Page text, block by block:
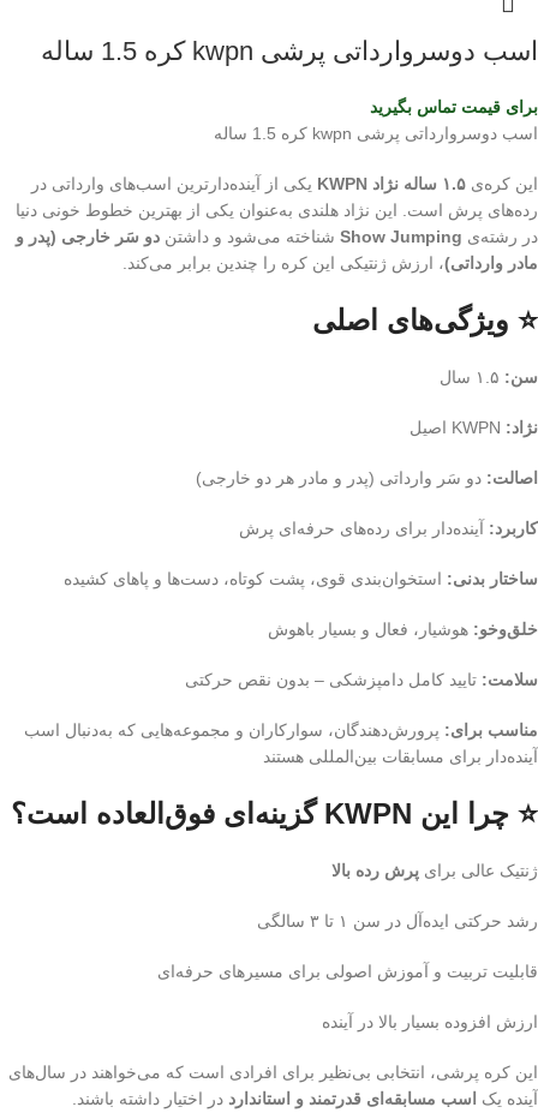
اسب دوسروارداتی پرشی kwpn کره 1.5 ساله
برای قیمت تماس بگیرید
اسب دوسروارداتی پرشی kwpn کره 1.5 ساله
این کره‌ی ۱.۵ ساله نژاد KWPN
یکی از آینده‌دارترین اسب‌های وارداتی در
رده‌های پرش است. این نژاد هلندی به‌عنوان یکی از بهترین خطوط خونی دنیا
در رشته‌ی Show Jumping شناخته می‌شود و داشتن دو سَر خارجی (پدر و
مادر وارداتی)، ارزش ژنتیکی این کره را چندین برابر می‌کند.
⭐ ویژگی‌های اصلی
سن:
نژاد:
اصالت: دو سَر وارداتی (پدر و مادر هر دو خارجی)
کاربرد: آینده‌دار برای رده‌های حرفه‌ای پرش
ساختار بدنی: استخوان‌بندی قوی، پشت کوتاه، دست‌ها و پاهای کشیده
خلق‌وخو: هوشیار، فعال و بسیار باهوش
سلامت: تایید کامل دامپزشکی – بدون نقص حرکتی
مناسب برای: پرورش‌دهندگان، سوارکاران و مجموعه‌هایی که به‌دنبال اسب
آینده‌دار برای مسابقات بین‌المللی هستند
⭐ چرا این KWPN گزینه‌ای فوق‌العاده است؟
ژنتیک عالی برای پرش رده بالا
رشد حرکتی ایده‌آل در سن ۱ تا ۳ سالگی
قابلیت تربیت و آموزش اصولی برای مسیرهای حرفه‌ای
ارزش افزوده بسیار بالا در آینده
این کره پرشی، انتخابی بی‌نظیر برای افرادی است که می‌خواهند در سال‌های
آینده یک
اسب مسابقه‌ای قدرتمند و استاندارد در اختیار داشته باشند.